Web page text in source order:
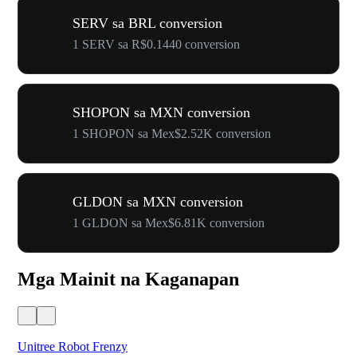
SERV sa BRL conversion
1 SERV sa R$0.1440 conversion
SHOPON sa MXN conversion
1 SHOPON sa Mex$2.52K conversion
GLDON sa MXN conversion
1 GLDON sa Mex$6.81K conversion
Mga Mainit na Kaganapan
Unitree Robot Frenzy